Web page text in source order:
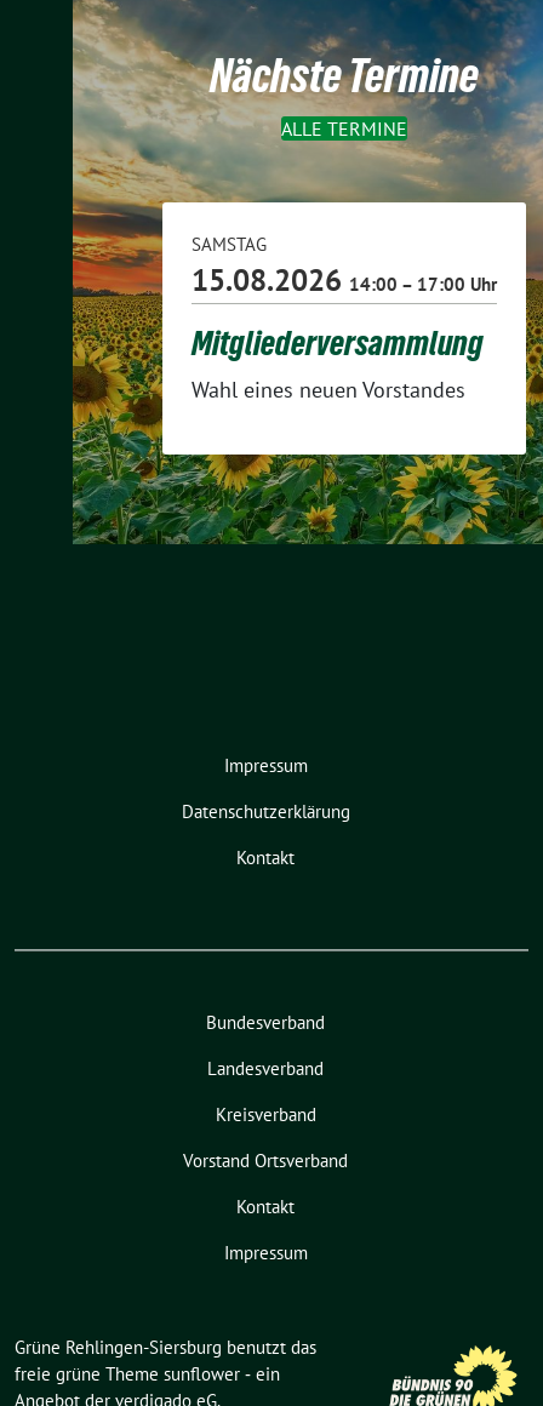
Nächste Termine
ALLE TERMINE
SAMSTAG
15.08.2026 14:00 – 17:00 Uhr
Mitgliederversammlung
Wahl eines neuen Vorstandes
Impressum
Datenschutzerklärung
Kontakt
Bundesverband
Landesverband
Kreisverband
Vorstand Ortsverband
Kontakt
Impressum
Grüne Rehlingen-Siersburg benutzt das
freie grüne Theme sunflower ‐ ein
Angebot der verdigado eG.